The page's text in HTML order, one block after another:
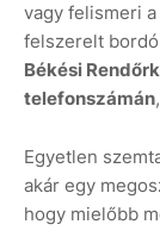
vagy felismeri
felszerelt
Békési
telefonszámán
Egyetlen
akár egy
hogy mielőbb